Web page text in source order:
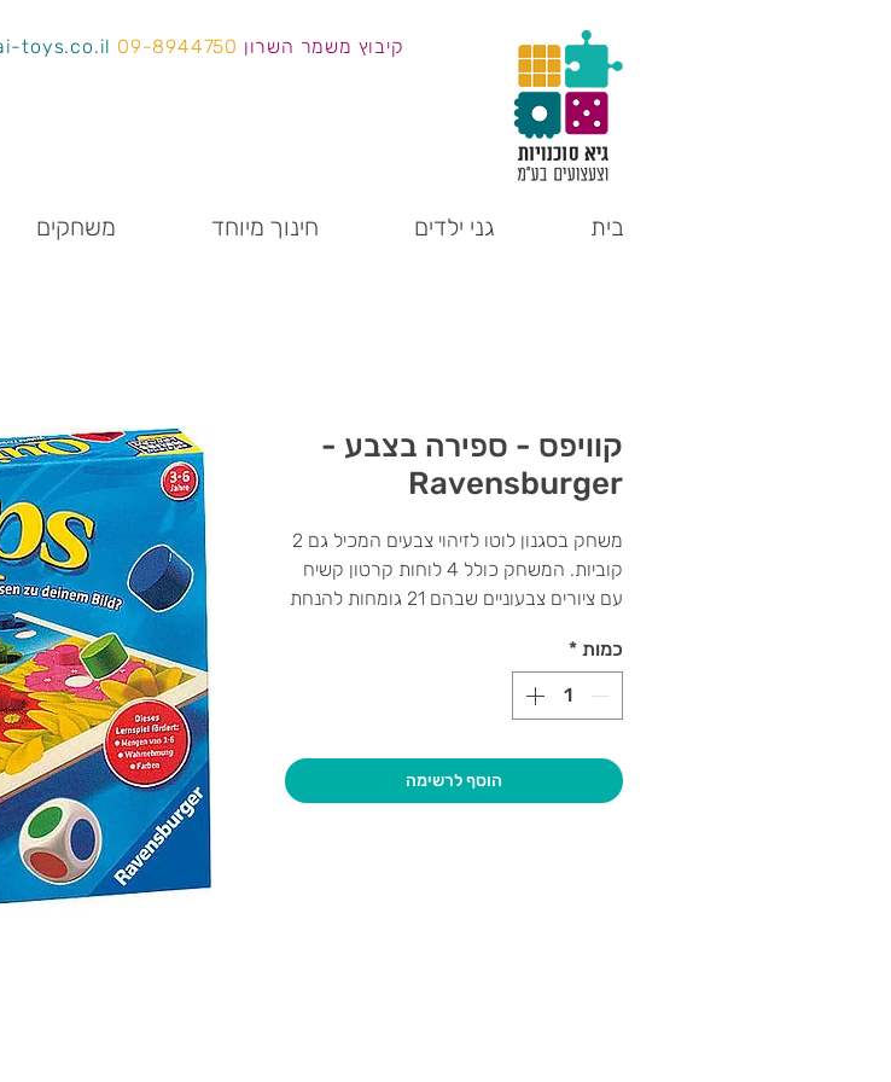
קיבוץ משמר השרון 09-8944750
toys.co.il
בית גני ילדים חינוך מיוחד משחקים
קוויפס - ספירה בצבע -
Ravensburger
משחק בסגנון לוטו לזיהוי צבעים המכיל גם 2
קוביות. המשחק כולל 4 לוחות קרטון קשיח
עם ציורים צבעוניים שבהם 21 גומחות להנחת
רבנסבורגר
כמות *
הוסף לרשימה